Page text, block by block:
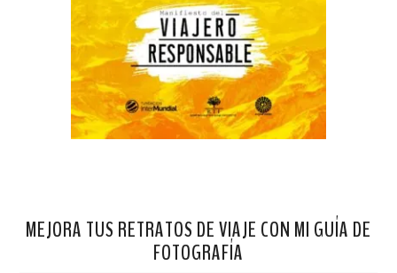
MEJORA TUS RETRATOS DE VIAJE CON MI GUÍA DE
FOTOGRAFÍA